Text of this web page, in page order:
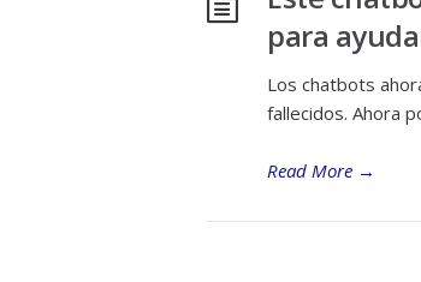
para
Los chatbots
fallecidos. Ahora
Read More →